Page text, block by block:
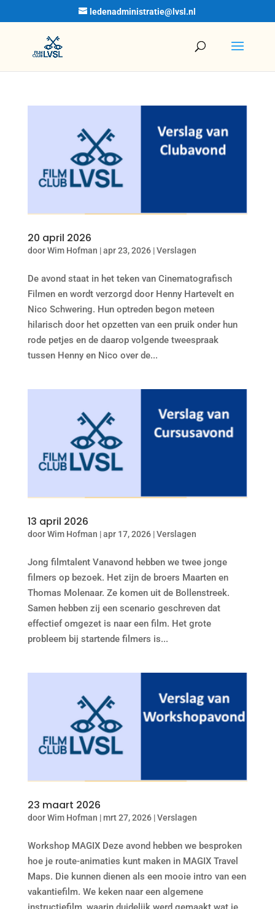
ledenadministratie@lvsl.nl
20 april 2026
doorWim Hofman |apr 23, 2026|Verslagen
De avond staat in het teken van Cinematografisch
Filmen en wordt verzorgd door Henny Hartevelt en
Nico Schwering. Hun optreden begon meteen
hilarisch door het opzetten van een pruik onder hun
rode petjes en de daarop volgende tweespraak
tussen Henny en Nico over de...
13 april 2026
doorWim Hofman |apr 17, 2026|Verslagen
Jong filmtalent Vanavond hebben we twee jonge
filmers op bezoek. Het zijn de broers Maarten en
Thomas Molenaar. Ze komen uit de Bollenstreek.
Samen hebben zij een scenario geschreven dat
effectief omgezet is naar een film. Het grote
probleem bij startende filmers is...
23 maart 2026
doorWim Hofman |mrt 27, 2026|Verslagen
Workshop MAGIX Deze avond hebben we besproken
hoe je route-animaties kunt maken in MAGIX Travel
Maps. Die kunnen dienen als een mooie intro van een
vakantiefilm. We keken naar een algemene